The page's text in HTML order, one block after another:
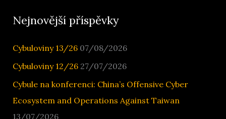
Nejnovější příspěvky
Cybuloviny 13/26 07/08/2026
Cybuloviny 12/26 27/07/2026
Cybule na konferenci: China’s Offensive Cyber
Ecosystem and Operations Against Taiwan
13/07/2026